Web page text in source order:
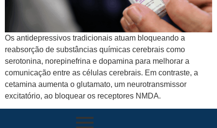
Os antidepressivos tradicionais atuam bloqueando a
reabsorção de substâncias químicas cerebrais como
serotonina, norepinefrina e dopamina para melhorar a
comunicação entre as células cerebrais. Em contraste, a
cetamina aumenta o glutamato, um neurotransmissor
excitatório, ao bloquear os receptores NMDA.